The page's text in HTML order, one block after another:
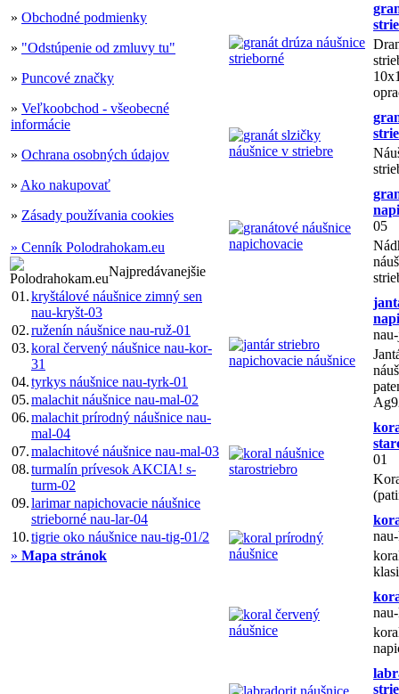
» Obchodné podmienky
» "Odstúpenie od zmluvy tu"
» Puncové značky
» Veľkoobchod - všeobecné
informácie
» Ochrana osobných údajov
» Ako nakupovať
» Zásady používania cookies
» Cenník Polodrahokam.eu
Najpredávanejšie
01.kryštálové náušnice zimný sen
nau-kryšt-03
02.ruženín náušnice nau-ruž-01
03.koral červený náušnice nau-kor-
31
04.tyrkys náušnice nau-tyrk-01
05.malachit náušnice nau-mal-02
06.malachit prírodný náušnice nau-
mal-04
07.malachitové náušnice nau-mal-03
08.turmalín prívesok AKCIA! s-
turm-02
09.larimar napichovacie náušnice
strieborné nau-lar-04
10.tigrie oko náušnice nau-tig-01/2
» Mapa stránok
05
01